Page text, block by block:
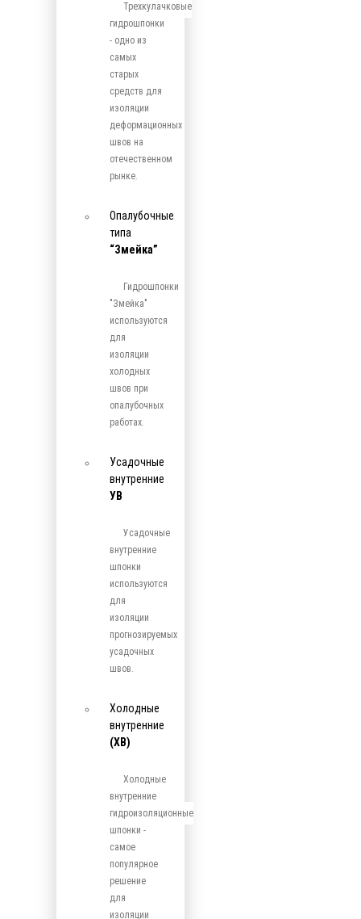
Трехкулачковые
гидрошпонки
- одно из
самых
старых
средств для
изоляции
деформационных
швов на
отечественном
рынке.
Опалубочные
типа
“Змейка”
Гидрошпонки
"Змейка"
используются
для
изоляции
холодных
швов при
опалубочных
работах.
Усадочные
внутренние
УВ
Усадочные
внутренние
шпонки
используются
для
изоляции
прогнозируемых
усадочных
швов.
Холодные
внутренние
(ХВ)
Холодные
внутренние
гидроизоляционные
шпонки -
самое
популярное
решение
для
изоляции